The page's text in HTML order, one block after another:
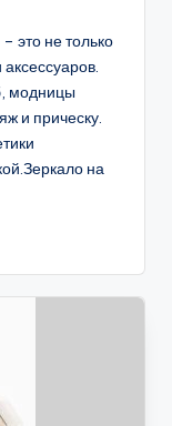
это не только
модницы
и прическу.
на